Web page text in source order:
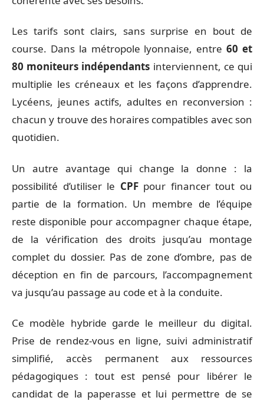
Les tarifs sont clairs, sans surprise en bout de
course. Dans la métropole lyonnaise, entre60 et
80 moniteurs indépendants interviennent, ce qui
multiplie les créneaux et les façons d’apprendre.
Lycéens, jeunes actifs, adultes en reconversion :
chacun y trouve des horaires compatibles avec son
quotidien.
Un autre avantage qui change la donne : la
possibilité d’utiliser le CPFpour financer tout ou
partie de la formation. Un membre de l’équipe
reste disponible pour accompagner chaque étape,
de la vérification des droits jusqu’au montage
complet du dossier. Pas de zone d’ombre, pas de
déception en fin de parcours, l’accompagnement
va jusqu’au passage au code et à la conduite.
Ce modèle hybride garde le meilleur du digital.
Prise de rendez-vous en ligne, suivi administratif
simplifié, accès permanent aux ressources
pédagogiques : tout est pensé pour libérer le
candidat de la paperasse et lui permettre de se